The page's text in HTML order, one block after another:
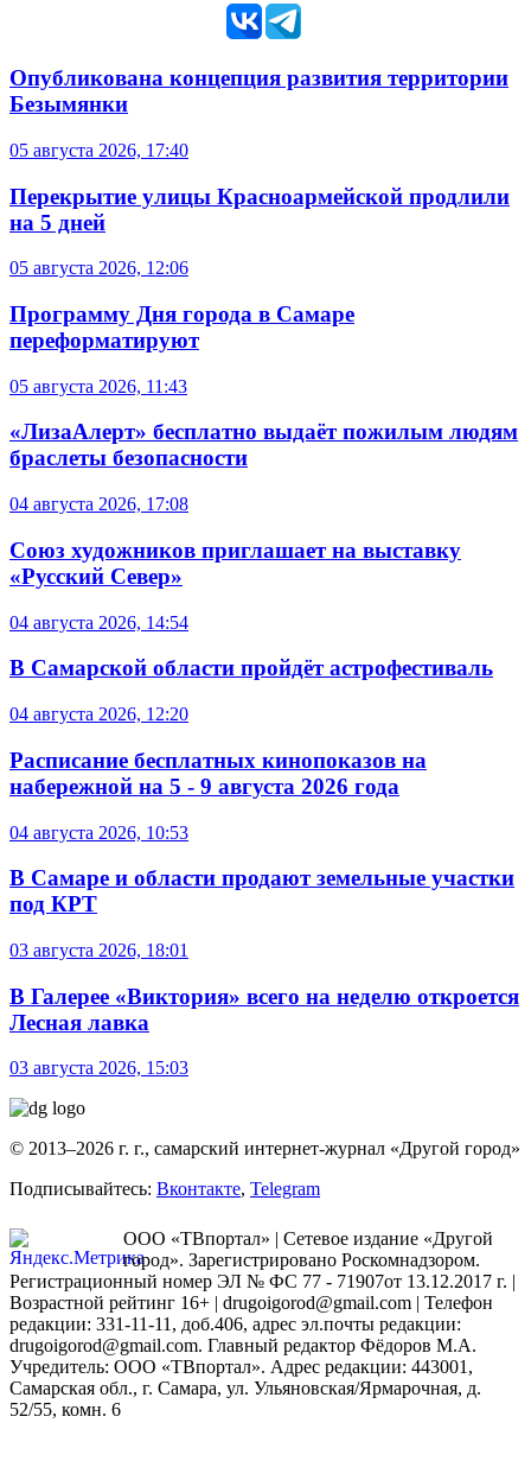
Опубликована концепция развития территории
Безымянки
05 августа 2026, 17:40
Перекрытие улицы Красноармейской продлили
на 5 дней
05 августа 2026, 12:06
Программу Дня города в Самаре
переформатируют
05 августа 2026, 11:43
«ЛизаАлерт» бесплатно выдаёт пожилым людям
браслеты безопасности
04 августа 2026, 17:08
Союз художников приглашает на выставку
«Русский Север»
04 августа 2026, 14:54
В Самарской области пройдёт астрофестиваль
04 августа 2026, 12:20
Расписание бесплатных кинопоказов на
набережной на 5 - 9 августа 2026 года
04 августа 2026, 10:53
В Самаре и области продают земельные участки
под КРТ
03 августа 2026, 18:01
В Галерее «Виктория» всего на неделю откроется
Лесная лавка
03 августа 2026, 15:03
© 2013–2026 г. г., самарский интернет-журнал «Другой город»
Подписывайтесь: Вконтакте, Telegram
ООО «ТВпортал» | Сетевое издание «Другой
город». Зарегистрировано Роскомнадзором.
Регистрационный номер ЭЛ № ФС 77 - 71907от 13.12.2017 г. |
Возрастной рейтинг 16+ | drugoigorod@gmail.com | Телефон
редакции: 331-11-11, доб.406, адрес эл.почты редакции:
drugoigorod@gmail.com. Главный редактор Фёдоров М.А.
Учредитель: ООО «ТВпортал». Адрес редакции: 443001,
Самарская обл., г. Самара, ул. Ульяновская/Ярмарочная, д.
52/55, комн. 6